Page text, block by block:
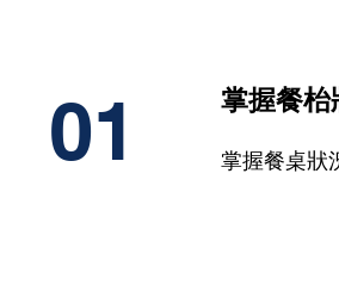
01 掌握餐枱
掌握餐桌狀